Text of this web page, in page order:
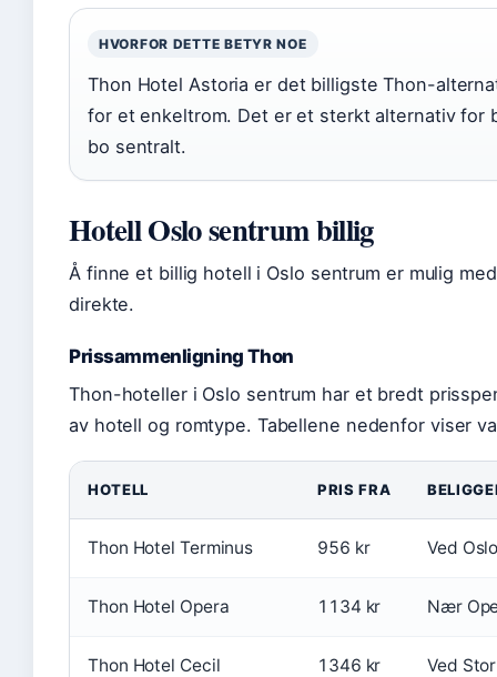
HVORFOR DETTE BETYR NOE
Thon Hotel Astoria er det billigste Thon-
for et enkeltrom. Det er et sterkt alternativ for
bo sentralt.
Hotell Oslo sentrum billig
Å finne et billig hotell i Oslo sentrum er mulig
direkte.
Prissammenligning Thon
Thon-hoteller i Oslo sentrum har et bredt
av hotell og romtype. Tabellene nedenfor viser
HOTELL PRIS FRA
Thon Hotel Terminus 956 kr Ved
Thon Hotel Opera 1134 kr Nær
Thon Hotel Cecil 1346 kr Ved